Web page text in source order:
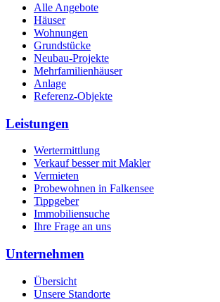
Alle Angebote
Häuser
Wohnungen
Grundstücke
Neubau-Projekte
Mehrfamilienhäuser
Anlage
Referenz-Objekte
Leistungen
Wertermittlung
Verkauf besser mit Makler
Vermieten
Probewohnen in Falkensee
Tippgeber
Immobiliensuche
Ihre Frage an uns
Unternehmen
Übersicht
Unsere Standorte